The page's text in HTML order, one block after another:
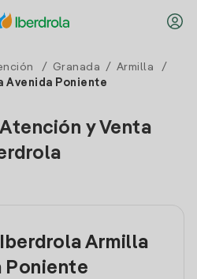
/ Granada / Armilla
/
Poniente
y Venta
Armilla
Poniente